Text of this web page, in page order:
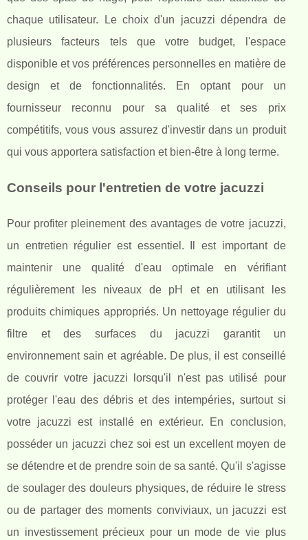
chaque utilisateur. Le choix d'un jacuzzi dépendra de
plusieurs facteurs tels que votre budget, l'espace
disponible et vos préférences personnelles en matière de
design et de fonctionnalités. En optant pour un
fournisseur reconnu pour sa qualité et ses prix
compétitifs, vous vous assurez d'investir dans un produit
qui vous apportera satisfaction et bien-être à long terme.
Conseils pour l'entretien de votre jacuzzi
Pour profiter pleinement des avantages de votre jacuzzi,
un entretien régulier est essentiel. Il est important de
maintenir une qualité d'eau optimale en vérifiant
régulièrement les niveaux de pH et en utilisant les
produits chimiques appropriés. Un nettoyage régulier du
filtre et des surfaces du jacuzzi garantit un
environnement sain et agréable. De plus, il est conseillé
de couvrir votre jacuzzi lorsqu'il n'est pas utilisé pour
protéger l'eau des débris et des intempéries, surtout si
votre jacuzzi est installé en extérieur. En conclusion,
posséder un jacuzzi chez soi est un excellent moyen de
se détendre et de prendre soin de sa santé. Qu'il s'agisse
de soulager des douleurs physiques, de réduire le stress
ou de partager des moments conviviaux, un jacuzzi est
un investissement précieux pour un mode de vie plus